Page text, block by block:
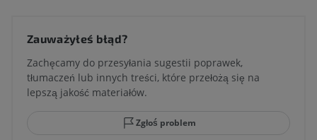
Zauważyłeś błąd?
Zachęcamy do przesyłania sugestii poprawek,
tłumaczeń lub innych treści, które przełożą się na
lepszą jakość materiałów.
Zgłoś problem